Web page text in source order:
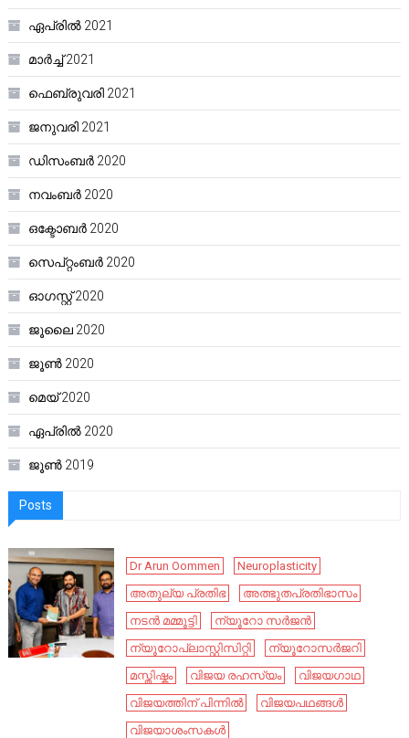
ഏപ്രിൽ 2021
മാർച്ച്‌ 2021
ഫെബ്രുവരി 2021
ജനുവരി 2021
ഡിസംബർ 2020
നവംബർ 2020
ഒക്ടോബർ 2020
സെപ്റ്റംബർ 2020
ഓഗസ്റ്റ്‌ 2020
ജൂലൈ 2020
ജൂൺ 2020
മെയ്‌ 2020
ഏപ്രിൽ 2020
ജൂൺ 2019
Posts
Dr Arun Oommen
Neuroplasticity
അതുല്യ പ്രതിഭ
അത്ഭുതപ്രതിഭാസം
നടൻ മമ്മൂട്ടി
ന്യൂറോ സർജൻ
ന്യൂറോപ്ലാസ്റ്റിസിറ്റി
ന്യൂറോസർജറി
മസ്തിഷ്കം
വിജയ രഹസ്യം
വിജയഗാഥ
വിജയത്തിന് പിന്നിൽ
വിജയപഥങ്ങൾ
വിജയാശംസകൾ